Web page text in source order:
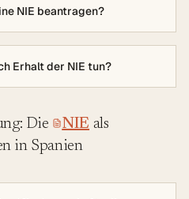
NIE beantragen?
Erhalt der NIE tun?
Die NIE als
in Spanien